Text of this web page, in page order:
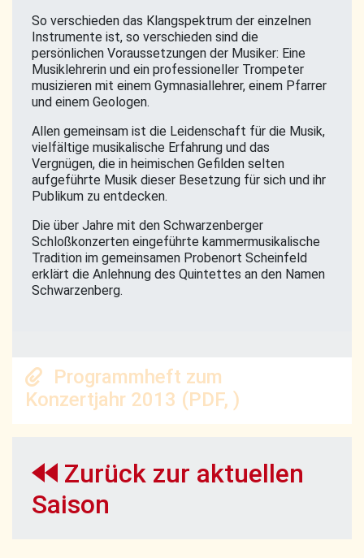
So verschieden das Klangspektrum der einzelnen
Instrumente ist, so verschieden sind die
persönlichen Voraussetzungen der Musiker: Eine
Musiklehrerin und ein professioneller Trompeter
musizieren mit einem Gymnasiallehrer, einem Pfarrer
und einem Geologen.
Allen gemeinsam ist die Leidenschaft für die Musik,
vielfältige musikalische Erfahrung und das
Vergnügen, die in heimischen Gefilden selten
aufgeführte Musik dieser Besetzung für sich und ihr
Publikum zu entdecken.
Die über Jahre mit den Schwarzenberger
Schloßkonzerten eingeführte kammermusikalische
Tradition im gemeinsamen Probenort Scheinfeld
erklärt die Anlehnung des Quintettes an den Namen
Schwarzenberg.
Programmheft zum
Konzertjahr 2013 (PDF, )
Zurück zur aktuellen
Saison